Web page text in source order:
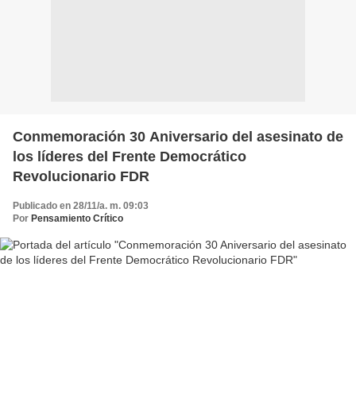
Conmemoración 30 Aniversario del asesinato de
los líderes del Frente Democrático
Revolucionario FDR
Publicado en 28/11/a. m. 09:03
Por Pensamiento Crítico